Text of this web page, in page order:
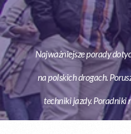
Najważniejsze porady
na polskich drogach.
techniki jazdy. Poradniki